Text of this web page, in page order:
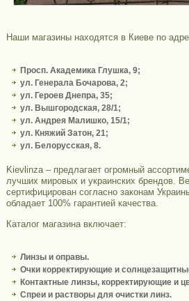
Наши магазины находятся в Киеве по
Просп. Академика Глушка, 9;
ул. Генерала Бочарова, 2;
ул. Героев Днепра, 35;
ул. Вышгородская, 28/1;
ул. Андрея Малишко, 15/1;
ул. Княжий Затон, 21;
ул. Белорусская, 8.
Kievlinza – предлагает огромный
лучших мировых и украинских брендов.
сертифицирован согласно законам
обладает 100% гарантией качества.
Каталог магазина включает:
Линзы и оправы.
Очки корректирующие и
Контактные линзы, корректирующие и
Спреи и растворы для очистки линз.